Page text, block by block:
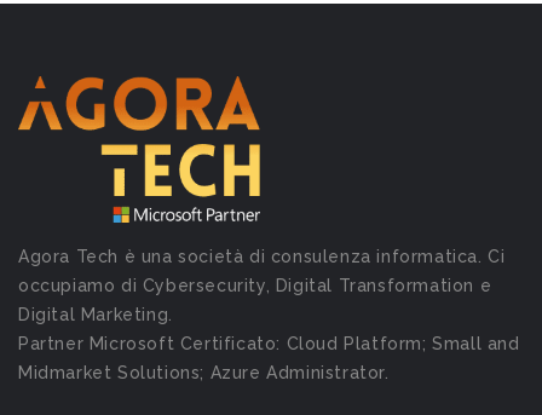
Agora Tech è una società di consulenza informatica. Ci
occupiamo di Cybersecurity, Digital Transformation e
Digital Marketing.
Partner Microsoft Certificato: Cloud Platform; Small and
Midmarket Solutions; Azure Administrator.